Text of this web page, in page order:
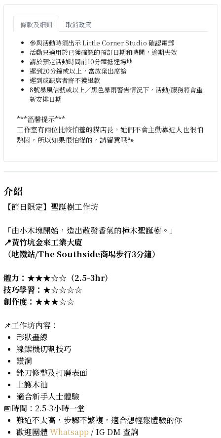
條款及細則
取消政策
參與活動時須出示 Little Corner Studio 確認電郵
活動只適用於已獲確認的預訂日期和時間，逾期失效
請於預定活動時間前10分鐘抵達場地
遲到20分鐘或以上，當放棄出席論
遲到或缺席者將不獲退款
8號暴風信號或以上／黑色暴雨警告情況下，活動/服務將會重
新安排日期
***溫馨提示***
工作室有兩位比較怕羞的貓店長，她們不會主動靠近人也很怕
熱鬧，所以如果很怕貓的，請留意哦🐾
介紹
【節日限定】聖誕樹工作坊
「由小木塊開始，造出散發香氣的樟木聖誕樹。」
📍黃竹坑金來工業大廈
（地鐵站/The Southside商場步行3分鐘）
體力：★★★☆☆（2.5-3hr）
技巧學習：★☆☆☆☆
創作度： ★★★☆☆
📌工作坊內容：
形狀畫線
線鋸機切割技巧
鑽洞
銼刀修整及打磨表面
上護木油
適合新手人士體驗
📅時間：2.5-3小時一堂
難道不太高，步驟不繁複，適合想輕鬆體驗的你
歡迎團體 Whatsapp / IG DM 查詢